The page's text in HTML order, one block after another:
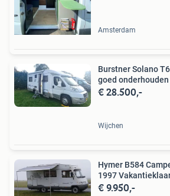
Amsterdam
Burstner Solano T615 Zeer
goed onderhouden
€ 28.500,-
Wijchen
Hymer B584
1997
€ 9.950,-